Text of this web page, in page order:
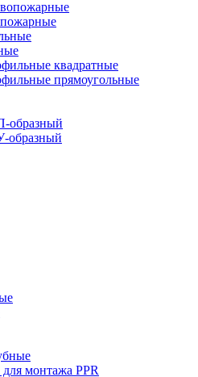
квадратные
прямоугольные
образный
образный